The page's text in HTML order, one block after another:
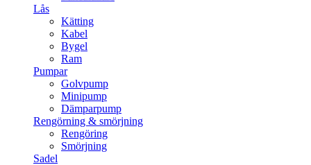
Lås
Kätting
Kabel
Bygel
Ram
Pumpar
Golvpump
Minipump
Dämparpump
Rengörning & smörjning
Rengöring
Smörjning
Sadel